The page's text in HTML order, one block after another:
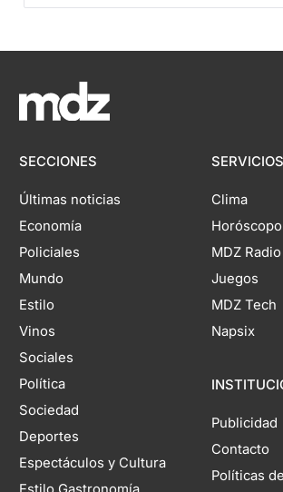
SECCIONES
Últimas noticias
Economía
Policiales
Mundo
Estilo
Vinos
Sociales
Política
Sociedad
Deportes
Espectáculos y Cultura
SERVICIOS
Clima
Horóscopo
MDZ Radio
Juegos
MDZ Tech
Napsix
Publicidad
Contacto
Políticas